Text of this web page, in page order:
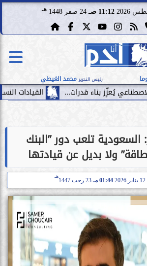
11:12 صـ 24 صفر 1448 هـ
رئيس التحرير محمد الغيطي
القيادات النسائية تحقق رقمًا قياسيًّا في أكبر 500 قدرات...
تلعب دور ”البنك
ولا بديل عن قيادتها
01:44 مـ 23 رجب 1447
هـ